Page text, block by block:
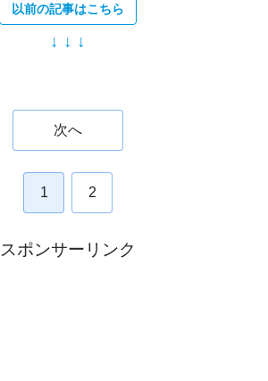
以前の記事はこちら
↓ ↓ ↓
次へ
1 2
スポンサーリンク